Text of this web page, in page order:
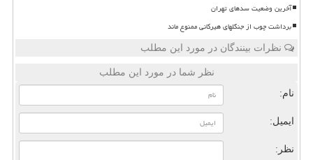
آخرین وضعیت سدهای تهران
برداشت چوب از جنگلهای هیرکانی ممنوع ماند
نظرات بینندگان در مورد این مطلب
نظر شما در مورد این مطلب
نام:
ایمیل:
نظر: